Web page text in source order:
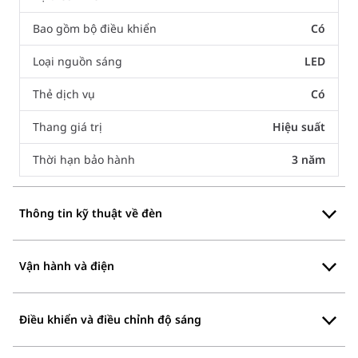
Bao gồm bộ điều khiển Có
Loại nguồn sáng LED
Thẻ dịch vụ Có
Thang giá trị Hiệu suất
Thời hạn bảo hành 3 năm
Thông tin kỹ thuật về đèn
Vận hành và điện
Điều khiển và điều chỉnh độ sáng